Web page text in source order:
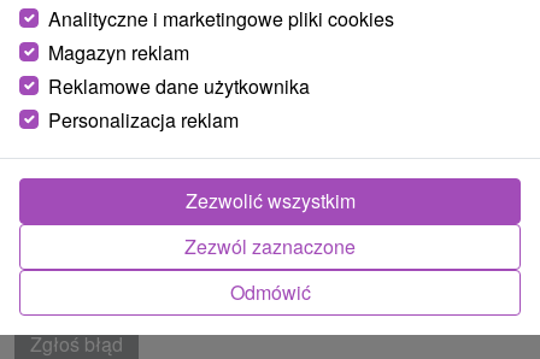
Region turystyczny
Liptov, Veľká Fatra, Severné Slovensko, Žilinský kraj,
Chočské vrchy, Malinô Brdo
Znalazłeś błąd lub chcesz polecić nam nową atrakcję
Zgłoś błąd
Analityczne i marketingowe pliki cookies
Magazyn reklam
Reklamowe dane użytkownika
Personalizacja reklam
Odmówić
Zezwól zaznaczone
Zezwolić wszystkim